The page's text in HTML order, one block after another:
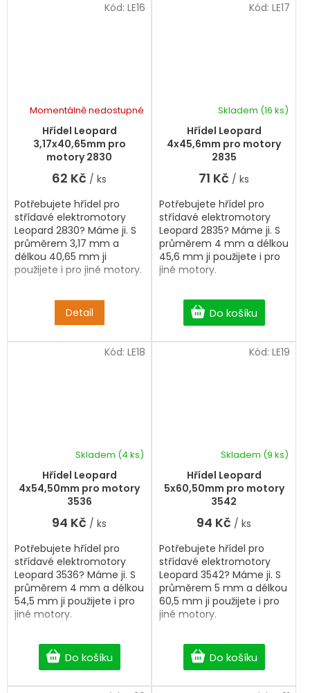
Hřídel Leopard
3,17x40,65mm pro
motory 2830
Momentálně nedostupné
62 Kč / ks
Detail
Potřebujete hřídel pro
střídavé elektromotory
Leopard 2830? Máme ji. S
průměrem 3,17 mm a
délkou 40,65 mm ji
použijete i pro jiné motory.
Kód: LE16
Hřídel Leopard
4x45,6mm pro motory
2835
Skladem (16 ks)
71 Kč / ks
Do košíku
Potřebujete hřídel pro
střídavé elektromotory
Leopard 2835? Máme ji. S
průměrem 4 mm a délkou
45,6 mm ji použijete i pro
jiné motory.
Kód: LE17
Hřídel Leopard
4x54,50mm pro motory
3536
Skladem (4 ks)
94 Kč / ks
Do košíku
Potřebujete hřídel pro
střídavé elektromotory
Leopard 3536? Máme ji. S
průměrem 4 mm a délkou
54,5 mm ji použijete i pro
jiné motory.
Kód: LE18
Hřídel Leopard
5x60,50mm pro motory
3542
Skladem (9 ks)
94 Kč / ks
Do košíku
Potřebujete hřídel pro
střídavé elektromotory
Leopard 3542? Máme ji. S
průměrem 5 mm a délkou
60,5 mm ji použijete i pro
jiné motory.
Kód: LE19